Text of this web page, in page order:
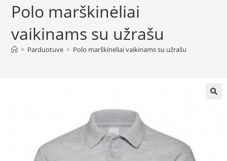
Polo marškinėliai
vaikinams su užrašu
> Parduotuvė > Polo marškinėliai vaikinams su užrašu